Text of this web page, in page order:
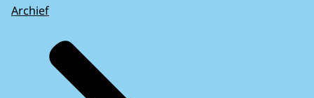
Archief